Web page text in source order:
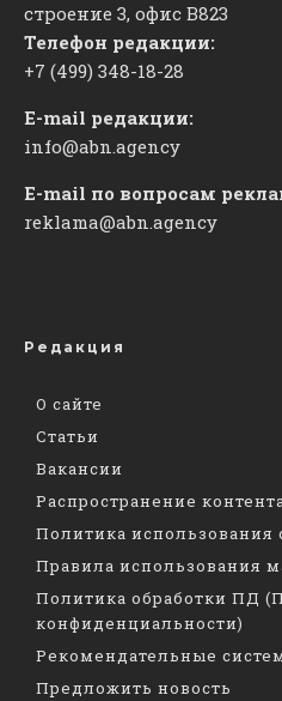
строение 3, офис ​В823
Телефон редакции:
+7 (499) 348-18-28
E-mail редакции:
info@abn.agency
E-mail по вопросам
reklama@abn.agency
Редакция
О сайте
Статьи
Вакансии
Распространение
Политика использования
Правила использования
Политика обработки ПД
конфиденциальности)
Рекомендательные
Предложить новость